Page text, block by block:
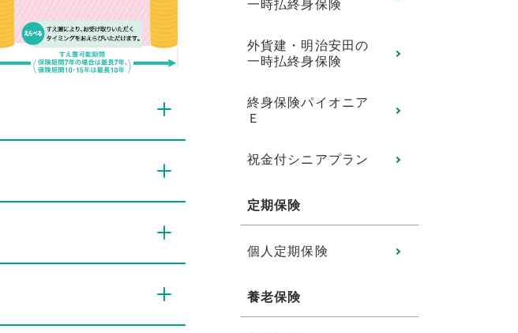
一時払終身保険
外貨建・明治安田の
一時払終身保険
終身保険パイオニア
Ｅ
祝金付シニアプラン
定期保険
個人定期保険
養老保険